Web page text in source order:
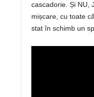
cascadorie. Și NU,
mișcare, cu toate
stat în schimb un